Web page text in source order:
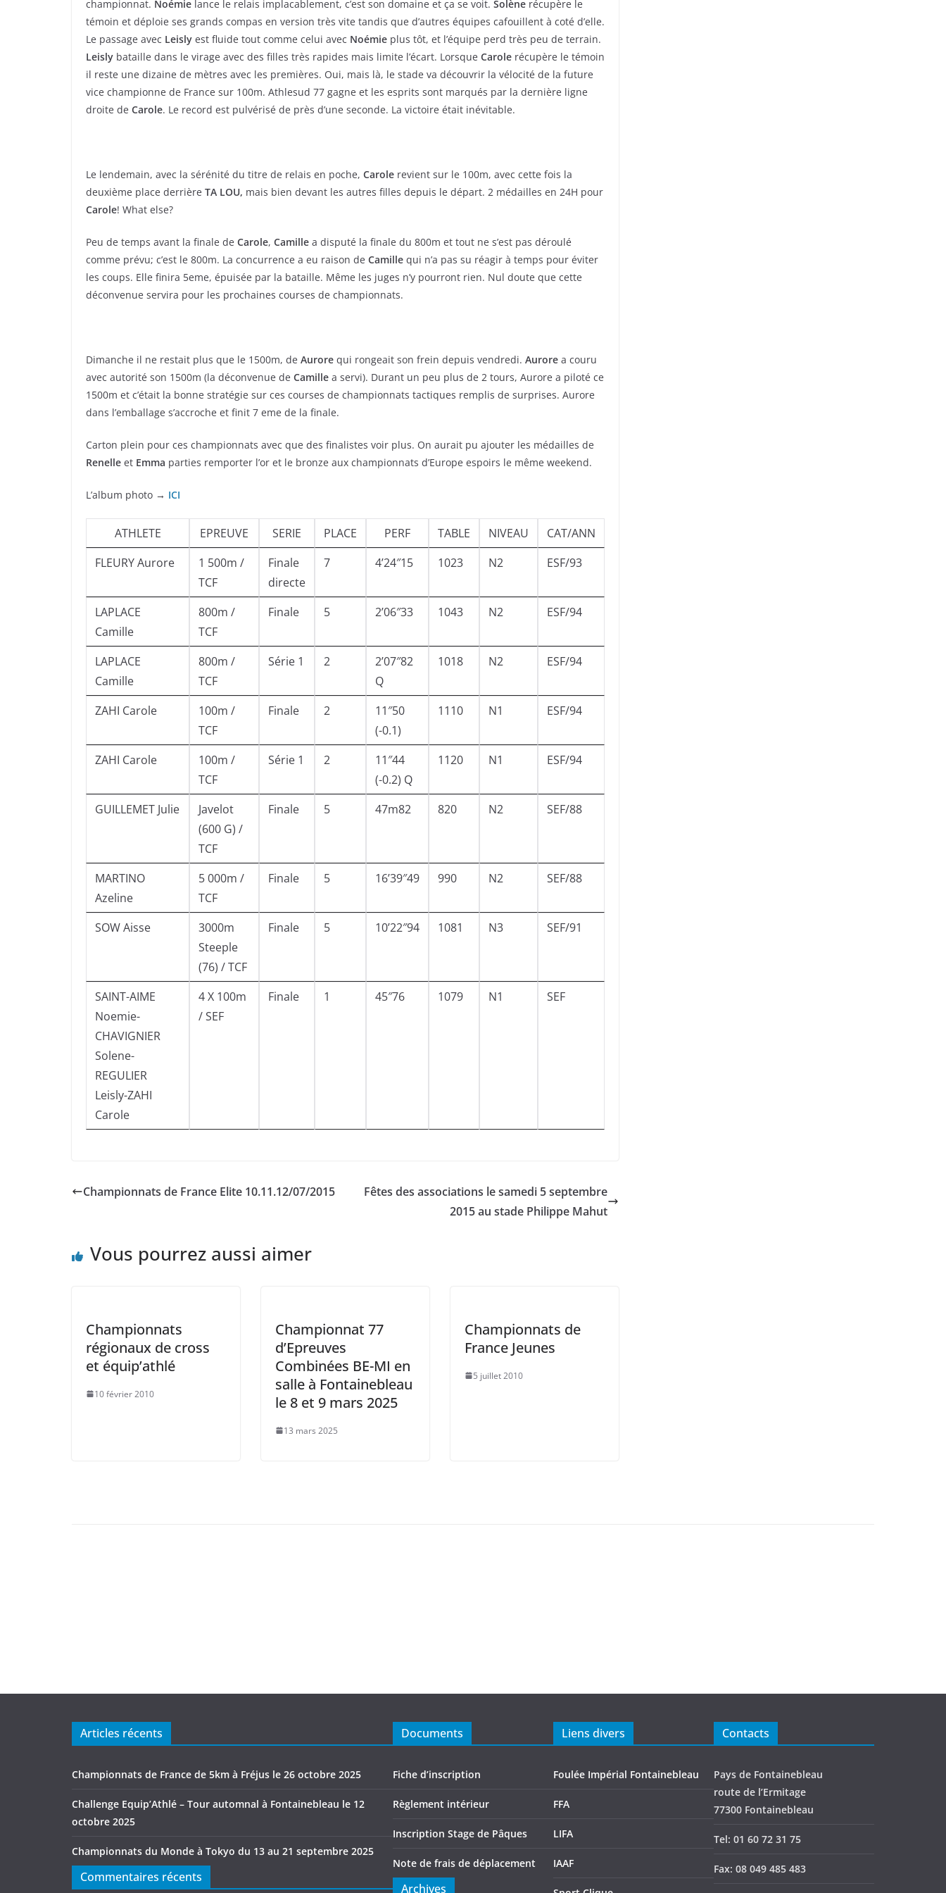
championnat. Noémie lance le relais implacablement, c’est son domaine et ça se voit. Solène récupère le
témoin et déploie ses grands compas en version très vite tandis que d’autres équipes cafouillent à coté d’elle.
Le passage avec Leisly est fluide tout comme celui avec Noémie plus tôt, et l’équipe perd très peu de terrain.
Leisly bataille dans le virage avec des filles très rapides mais limite l’écart. Lorsque Carole récupère le témoin
il reste une dizaine de mètres avec les premières. Oui, mais là, le stade va découvrir la vélocité de la future
vice championne de France sur 100m. Athlesud 77 gagne et les esprits sont marqués par la dernière ligne
droite de Carole. Le record est pulvérisé de près d’une seconde. La victoire était inévitable.
Le lendemain, avec la sérénité du titre de relais en poche, Carole revient sur le 100m, avec cette fois la
deuxième place derrière TA LOU, mais bien devant les autres filles depuis le départ. 2 médailles en 24H pour
Carole! What else?
Peu de temps avant la finale de Carole, Camille a disputé la finale du 800m et tout ne s’est pas déroulé
comme prévu; c’est le 800m. La concurrence a eu raison de Camille qui n’a pas su réagir à temps pour éviter
les coups. Elle finira 5eme, épuisée par la bataille. Même les juges n’y pourront rien. Nul doute que cette
déconvenue servira pour les prochaines courses de championnats.
Dimanche il ne restait plus que le 1500m, de Aurore qui rongeait son frein depuis vendredi. Aurore a couru
avec autorité son 1500m (la déconvenue de Camille a servi). Durant un peu plus de 2 tours, Aurore a piloté ce
1500m et c’était la bonne stratégie sur ces courses de championnats tactiques remplis de surprises. Aurore
dans l’emballage s’accroche et finit 7 eme de la finale.
Carton plein pour ces championnats avec que des finalistes voir plus. On aurait pu ajouter les médailles de
Renelle et Emma parties remporter l’or et le bronze aux championnats d’Europe espoirs le même weekend.
L’album photo → ICI
ATHLETE EPREUVE SERIE PLACE PERF TABLE NIVEAU
CAT/ANN
FLEURY Aurore
1 500m /
TCF
Finale
directe
7 4’24″15 1023 N2 ESF/93
LAPLACE
Camille
800m /
TCF
Finale 5 2’06″33 1043 N2 ESF/94
LAPLACE
Camille
800m /
TCF
Série 1 2
2’07″82
Q
1018 N2 ESF/94
ZAHI Carole
100m /
TCF
Finale 2
11″50
(-0.1)
1110 N1 ESF/94
ZAHI Carole
100m /
TCF
Série 1 2
11″44
(-0.2) Q
1120 N1 ESF/94
GUILLEMET Julie
Javelot
(600 G) /
TCF
Finale 5 47m82 820 N2 SEF/88
MARTINO
Azeline
5 000m /
TCF
Finale 5 16’39″49 990 N2 SEF/88
SOW Aisse
3000m
Steeple
(76) / TCF
Finale 5 10’22″94 1081 N3 SEF/91
SAINT-AIME
Noemie-
CHAVIGNIER
Solene-
REGULIER
Leisly-ZAHI
Carole
4 X 100m
/ SEF
Finale 1 45″76 1079 N1 SEF
Championnats de France Elite 10.11.12/07/2015
Fêtes des associations le samedi 5 septembre
2015 au stade Philippe Mahut
Vous pourrez aussi aimer
Championnats
régionaux de cross
et équip’athlé
10 février 2010
Championnat 77
d’Epreuves
Combinées BE-MI en
salle à Fontainebleau
le 8 et 9 mars 2025
13 mars 2025
Championnats de
France Jeunes
5 juillet 2010
Articles récents
Championnats de France de 5km à Fréjus le 26 octobre 2025
Challenge Equip’Athlé – Tour automnal à Fontainebleau le 12
octobre 2025
Championnats du Monde à Tokyo du 13 au 21 septembre 2025
Commentaires récents
Documents
Fiche d’inscription
Règlement intérieur
Inscription Stage de Pâques
Note de frais de déplacement
Archives
Liens divers
Foulée Impérial Fontainebleau
FFA
LIFA
IAAF
Contacts
Pays de Fontainebleau
route de l’Ermitage
77300 Fontainebleau
Tel: 01 60 72 31 75
Fax: 08 049 485 483